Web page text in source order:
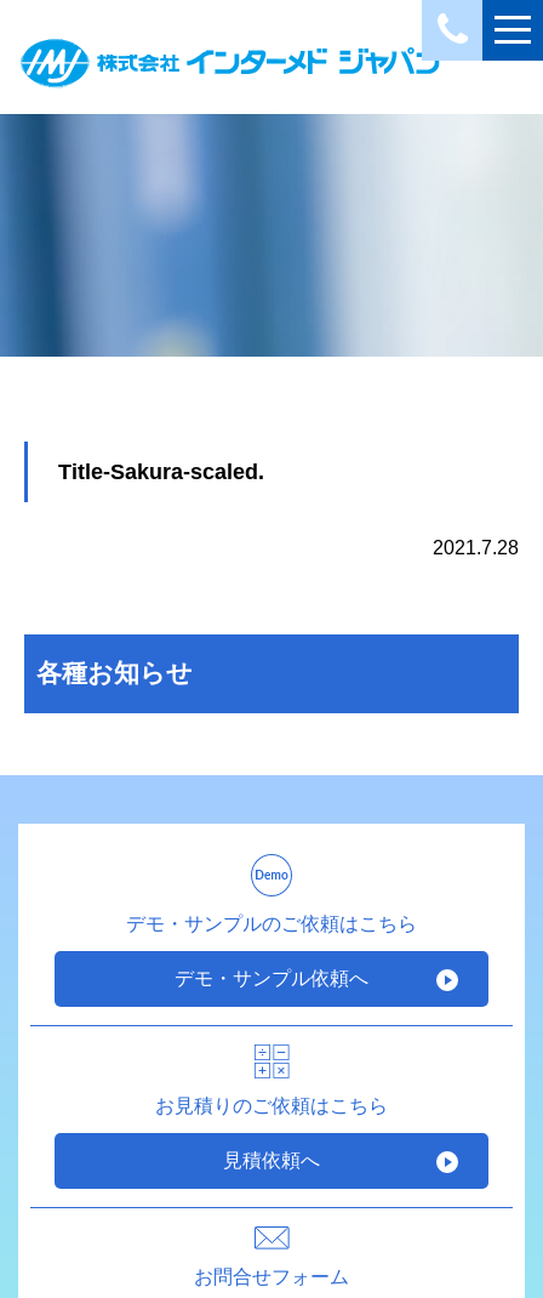
各種お知らせ
Title-Sakura-scaled.
2021.7.28
デモ・サンプルのご依頼はこちら
デモ・サンプル依頼へ
お見積りのご依頼はこちら
見積依頼へ
お問合せフォーム